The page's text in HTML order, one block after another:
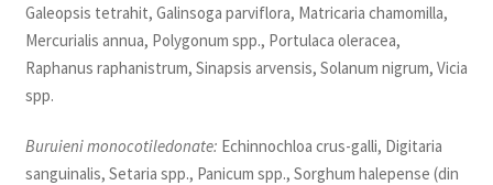
Galeopsis tetrahit, Galinsoga parviflora, Matricaria chamomilla,
Mercurialis annua, Polygonum spp., Portulaca oleracea,
Raphanus raphanistrum, Sinapsis arvensis, Solanum nigrum, Vicia
spp.
Buruieni monocotiledonate: Echinnochloa crus-galli, Digitaria
sanguinalis, Setaria spp., Panicum spp., Sorghum halepense (din